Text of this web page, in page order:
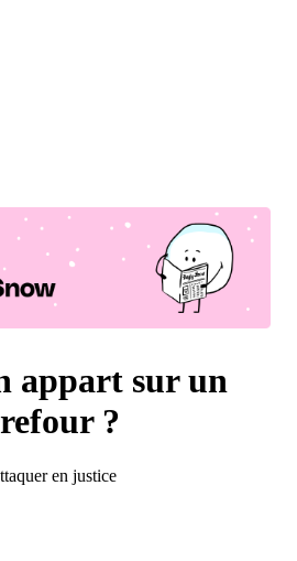
appart sur un
?
en justice